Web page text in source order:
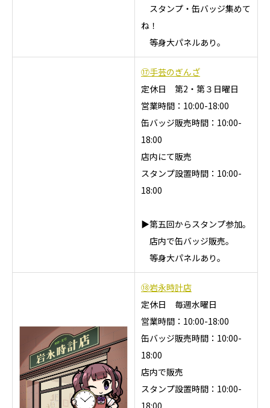
スタンプ・缶バッジ集めて
ね！
等身大パネルあり。
⑰手芸のぎんざ
定休日 第2・第３日曜日
営業時間：10:00-18:00
缶バッジ販売時間：10:00-
18:00
店内にて販売
スタンプ設置時間：10:00-
18:00
▶第五回からスタンプ参加。
店内で缶バッジ販売。
等身大パネルあり。
⑱岩永時計店
定休日 毎週水曜日
営業時間：10:00-18:00
缶バッジ販売時間：10:00-
18:00
店内で販売
スタンプ設置時間：10:00-